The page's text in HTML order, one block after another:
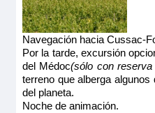
Navegación hacia Cussac-
Por la tarde, excursión
del Médoc(sólo con
terreno que alberga
del planeta.
Noche de animación.